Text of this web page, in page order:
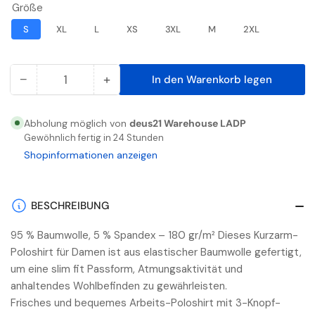
Größe
S XL L XS 3XL M 2XL
− Menge
für
ENJOY
WEAR
GREY
Anzahl +Menge
für
ENJOY
WEAR
GREY
In den Warenkorb legen
Abholung möglich von deus21 Warehouse LADP
Gewöhnlich fertig in 24 Stunden
Shopinformationen anzeigen
BESCHREIBUNG
95 % Baumwolle, 5 % Spandex – 180 gr/m² Dieses Kurzarm-
Poloshirt für Damen ist aus elastischer Baumwolle gefertigt,
um eine slim fit Passform, Atmungsaktivität und
anhaltendes Wohlbefinden zu gewährleisten.
Frisches und bequemes Arbeits-Poloshirt mit 3-Knopf-